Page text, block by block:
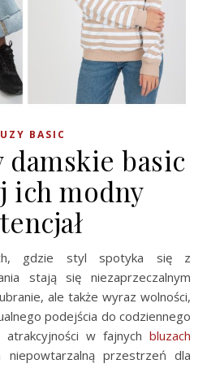
BASIC
damskie basic
ich modny
stają się niezaprzeczalnym
ale także wyraz wolności,
podejścia do codziennego
w fajnych bluzach
niepowtarzalną przestrzeń dla